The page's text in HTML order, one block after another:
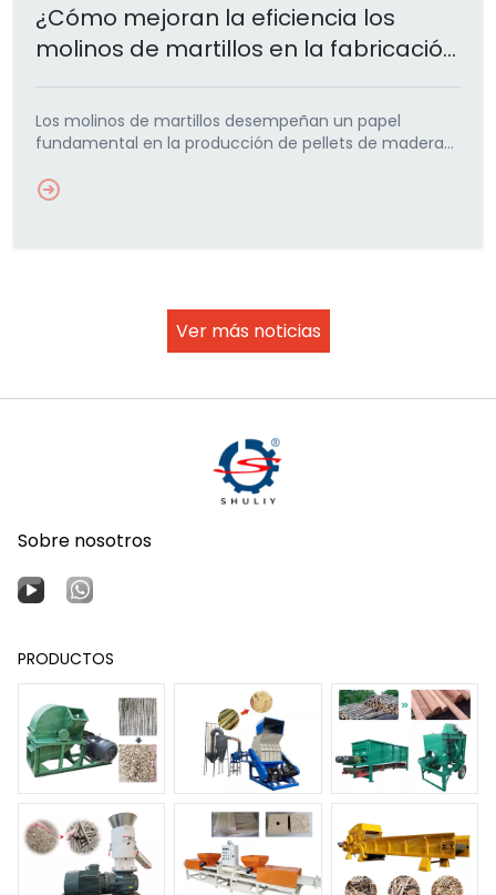
¿Cómo mejoran la eficiencia los
molinos de martillos en la fabricación
de pellets de madera?
Los molinos de martillos desempeñan un papel
fundamental en la producción de pellets de madera
Este artículo explica…
Ver más noticias
Sobre nosotros
PRODUCTOS